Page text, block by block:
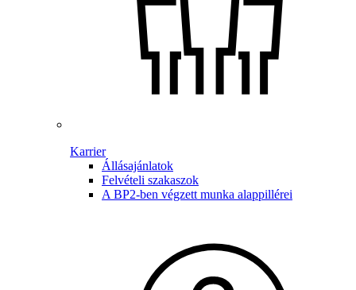
Karrier
Állásajánlatok
Felvételi szakaszok
A BP2-ben végzett munka alappillérei